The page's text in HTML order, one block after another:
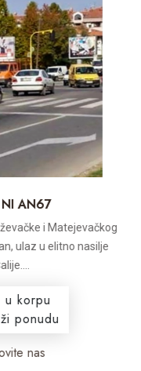
AN67
i Matejevačkog
ulaz u elitno nasilje
korpu
nas